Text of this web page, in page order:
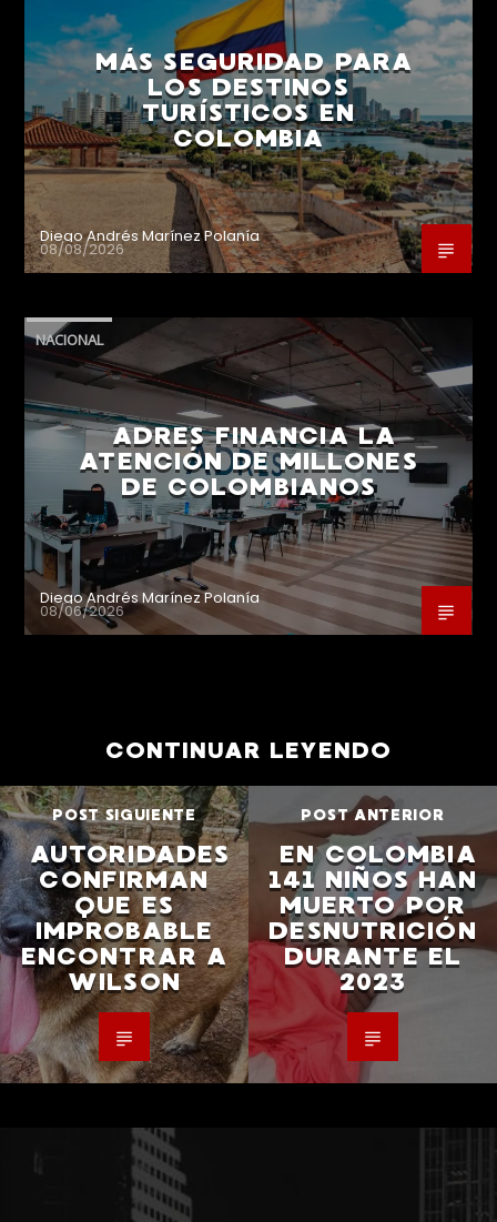
MÁS SEGURIDAD PARA
LOS DESTINOS
TURÍSTICOS EN
COLOMBIA
Diego Andrés Marínez Polanía
08/08/2026
NACIONAL
ADRES FINANCIA LA
ATENCIÓN DE MILLONES
DE COLOMBIANOS
Diego Andrés Marínez Polanía
08/06/2026
CONTINUAR LEYENDO
POST SIGUIENTE
AUTORIDADES
CONFIRMAN
QUE ES
IMPROBABLE
ENCONTRAR A
WILSON
POST ANTERIOR
EN COLOMBIA
141 NIÑOS HAN
MUERTO POR
DESNUTRICIÓN
DURANTE EL
2023